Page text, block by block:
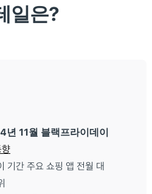
일은?
11월 블랙프라이데이
기간 주요 쇼핑 앱 전월 대